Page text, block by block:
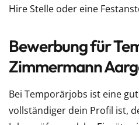
Hire Stelle oder eine
Bewerbung für
Zimmermann
Bei Temporärjobs ist eine
vollständiger dein Profil ist,